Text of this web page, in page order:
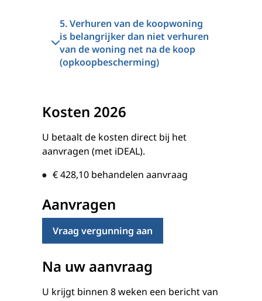
5. Verhuren van de koopwoning
is belangrijker dan niet verhuren
van de woning net na de koop
(opkoopbescherming)
Kosten 2026
U betaalt de kosten direct bij het
aanvragen (met iDEAL).
€ 428,10 behandelen aanvraag
Aanvragen
Vraag vergunning aan
Na uw aanvraag
U krijgt binnen 8 weken een bericht van